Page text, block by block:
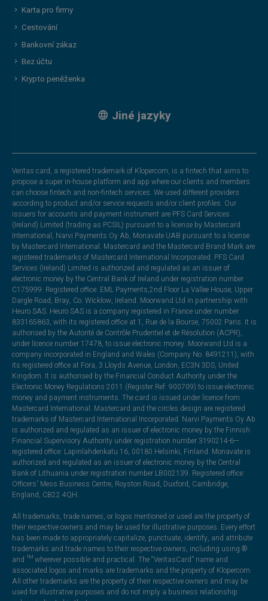
Karta pro firmy
Cestování
Bankovní zákaz
Bez účtu
Krypto peněženka
Jiné jazyky
Veritas card, a registered trademark of Klopercom, is a fintech that aims to
propose a super in-house platform and app where our clients and members
can choose fintech and non-fintech services. We used different providers
according to product and/or service requests and/or client profiles. Our
issuers for accounts and payment instrument are PFS Card Services
(Ireland) Limited (trading as PCSIL) pursuant to a license by Mastercard
International, Narvi Payments Oy Ab, Monavate UAB pursuant to a license
by Mastercard International. Mastercard and the Mastercard Brand Mark are
registered trademarks of Mastercard International Incorporated. PFS Card
Services (Ireland) Limited is authorized and regulated as an issuer of
electronic money by the Central Bank of Ireland under registration number
C175999. Registered office: EML Payments,2nd Floor La Vallee House, Upper
Dargle Road, Bray, Co. Wicklow, Ireland. Moorwand Ltd in partnership with
Heuro SAS. Heuro SAS is a company registered in France under number
833165863, with its registered office at 1, Rue de la Bourse, 75002 Paris. It is
authorised by the Autorité de Contrôle Prudentiel et de Résolution (ACPR),
under licence number 17478, to issue electronic money. Moorwand Ltd is a
company incorporated in England and Wales (Company No. 8491211), with
its registered office at Fora, 3 Lloyds Avenue, London, EC3N 3DS, United
Kingdom. It is authorised by the Financial Conduct Authority under the
Electronic Money Regulations 2011 (Register Ref: 900709) to issue electronic
money and payment instruments. The card is issued under licence from
Mastercard International. Mastercard and the circles design are registered
trademarks of Mastercard International Incorporated. Narvi Payments Oy Ab
is authorized and regulated as an issuer of electronic money by the Finnish
Financial Supervisory Authority under registration number 3190214-6—
registered office: Lapinlahdenkatu 16, 00180 Helsinki, Finland. Monavate is
authorized and regulated as an issuer of electronic money by the Central
Bank of Lithuania under registration number LB002139. Registered office:
Officers' Mess Business Centre, Royston Road, Duxford, Cambridge,
England, CB22 4QH.
All trademarks, trade names, or logos mentioned or used are the property of
their respective owners and may be used for illustrative purposes. Every effort
has been made to appropriately capitalize, punctuate, identify, and attribute
trademarks and trade names to their respective owners, including using ®
and ™ wherever possible and practical. The “VeritasCard” name and
associated logos and marks are trademarks and the property of Klopercom.
All other trademarks are the property of their respective owners and may be
used for illustrative purposes and do not imply a business relationship